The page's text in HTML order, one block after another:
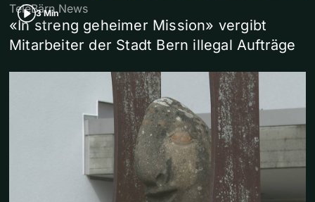
3 Min
TeleBärn News
«In streng geheimer Mission» vergibt
Mitarbeiter der Stadt Bern illegal Aufträge